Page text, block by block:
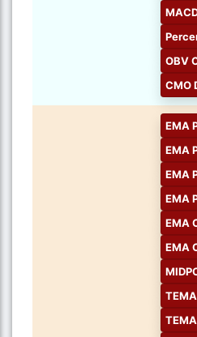
OBV
CMO
EMA
EMA
EMA
EMA
EMA
EMA